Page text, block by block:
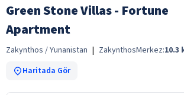
Green Stone Villas - Fortune
Apartment
Zakynthos / Yunanistan | ZakynthosMerkez:10.3
Haritada Gör